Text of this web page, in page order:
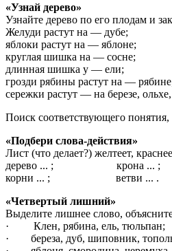
«Узнай дерево»
Узнайте дерево по его плодам и
Желуди растут на — дубе;
яблоки растут на — яблоне;
круглая шишка на — сосне;
длинная шишка у — ели;
грозди рябины растут на —
сережки растут — на березе,
Поиск соответствующего
«Подбери слова-действия»
Лист (что делает?) желтеет,
дерево ... ; крона ... ;
корни ... ; ветви ... .
«Четвертый лишний»
Выделите лишнее слово,
· Клен, рябина, ель, тюльпан;
· береза, дуб, шиповник,